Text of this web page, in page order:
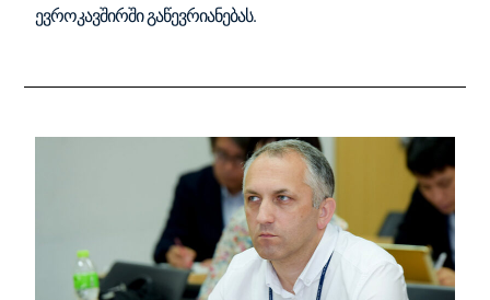
ევროკავშირში გაწევრიანებას.